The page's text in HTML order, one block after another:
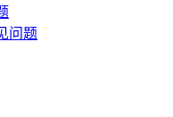
问题